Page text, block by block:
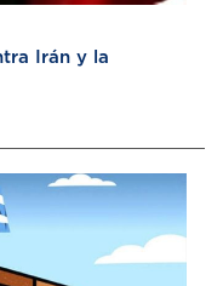
Irán y la